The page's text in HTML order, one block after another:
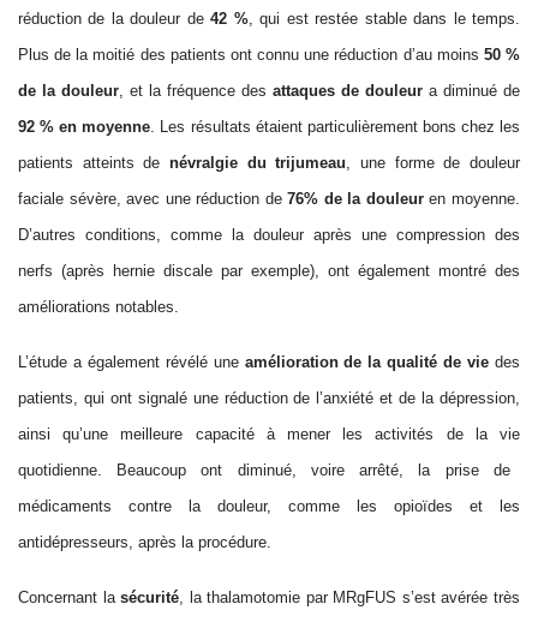
réduction de la douleur de42 %, qui est restée stable dans le temps.
Plus de la moitié des patients ont connu une réduction d’au moins 50 %
de la douleur , et la fréquence des attaques de douleur a diminué de
92 % en moyenne . Les résultats étaient particulièrement bons chez les
patients atteints de névralgie du trijumeau , une forme de douleur
faciale sévère, avec une réduction de76% de la douleuren moyenne.
D’autres conditions, comme la douleur après une compression des
nerfs (après hernie discale par exemple) , ont également montré des
améliorations notables.
L’étude a également révélé une amélioration de la qualité de vie des
patients, qui ont signalé une réduction de l’anxiété et de la dépression,
ainsi qu’une meilleure capacité à menerles activités de la vie
quotidienne. Beaucoup ont diminué, voire arrêté, la prise de
médicaments contre la douleur, comme les opioïdes et les
antidépresseurs, après la procédure.
Concernant lasécurité , la thalamotomie par MRgFUS s’est avérée très